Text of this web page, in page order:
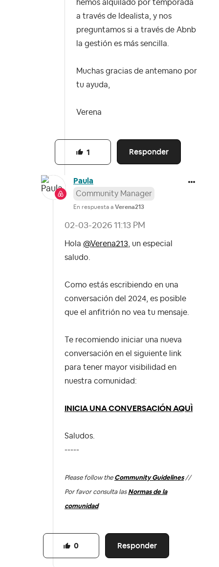
hemos alquilado por temporada
a través de Idealista, y nos
preguntamos si a través de Abnb
la gestión es más sencilla.
Muchas gracias de antemano por
tu ayuda,
Verena
Responder
1
Paula
Community Manager
En respuesta a Verena213
‎02-03-2026 11:13 PM
Hola @Verena213 , un especial
saludo.
Como estás escribiendo en una
conversación del 2024, es posible
que el anfitrión no vea tu mensaje.
Te recomiendo iniciar una nueva
conversación en el siguiente link
para tener mayor visibilidad en
nuestra comunidad:
INICIA UNA CONVERSACIÓN AQUÌ
Saludos.
-----
Please follow the Community Guidelines//
Por favor consulta las Normas de la
comunidad
Responder
0